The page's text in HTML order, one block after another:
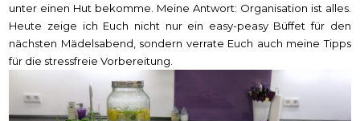
unter einen Hut bekomme. Meine Antwort: Organisation ist alles.
Heute zeige ich Euch nicht nur ein easy-peasy Büffet für den
nächsten Mädelsabend, sondern verrate Euch auch meine Tipps
für die stressfreie Vorbereitung.